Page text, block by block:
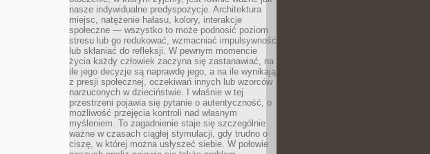
nasze indywidualne predyspozycje. Architektura
miejsc, natężenie hałasu, kolory, interakcje
społeczne — wszystko to może podnosić poziom
stresu lub go redukować, wzmacniać impulsywność
lub skłaniać do refleksji. W pewnym momencie
życia każdy człowiek zaczyna się zastanawiać, na
ile jego decyzje są naprawdę jego, a na ile wynikają
z presji społecznej, oczekiwań innych lub wzorców
narzuconych w dzieciństwie. I właśnie w tej
przestrzeni pojawia się pytanie o autentyczność, o
możliwość przejęcia kontroli nad własnym
myśleniem. To zagadnienie staje się szczególnie
ważne w czasach ciągłej stymulacji, gdy trudno o
ciszę, w której można usłyszeć siebie. W połowie